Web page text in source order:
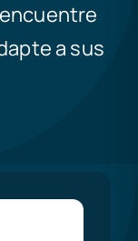
a sus